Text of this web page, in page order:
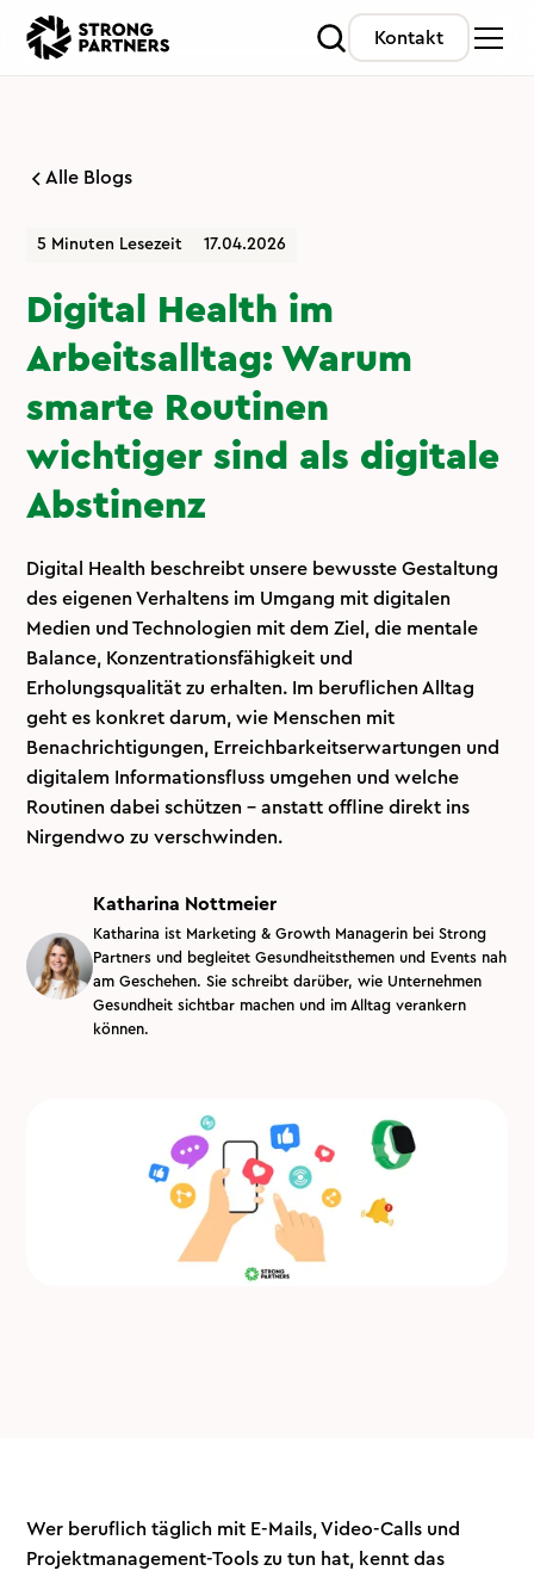
Kontakt
Alle Blogs
5 Minuten Lesezeit 17.04.2026
Digital Health im
Arbeitsalltag: Warum
smarte Routinen
wichtiger sind als digitale
Abstinenz
Digital Health beschreibt unsere bewusste Gestaltung
des eigenen Verhaltens im Umgang mit digitalen
Medien und Technologien mit dem Ziel, die mentale
Balance, Konzentrationsfähigkeit und
Erholungsqualität zu erhalten. Im beruflichen Alltag
geht es konkret darum, wie Menschen mit
Benachrichtigungen, Erreichbarkeitserwartungen und
digitalem Informationsfluss umgehen und welche
Routinen dabei schützen - anstatt offline direkt ins
Nirgendwo zu verschwinden.
Katharina Nottmeier
Katharina ist Marketing & Growth Managerin bei Strong
Partners und begleitet Gesundheitsthemen und Events nah
am Geschehen. Sie schreibt darüber, wie Unternehmen
Gesundheit sichtbar machen und im Alltag verankern
können.
Wer beruflich täglich mit E-Mails, Video-Calls und
Projektmanagement-Tools zu tun hat, kennt das